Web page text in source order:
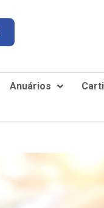
Anuários